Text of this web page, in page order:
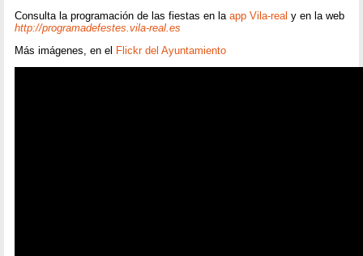
Consulta la programación de las fiestas en la app Vila-realy en la web
http://programadefestes.vila-real.es
Más imágenes, en el Flickr del Ayuntamiento